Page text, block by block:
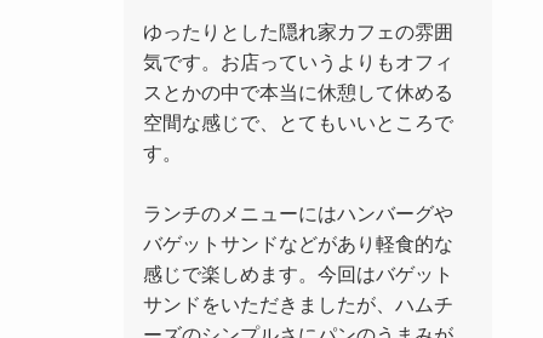
ゆったりとした隠れ家カフェの雰囲
気です。お店っていうよりもオフィ
スとかの中で本当に休憩して休める
空間な感じで、とてもいいところで
す。
ランチのメニューにはハンバーグや
バゲットサンドなどがあり軽食的な
感じで楽しめます。今回はバゲット
サンドをいただきましたが、ハムチ